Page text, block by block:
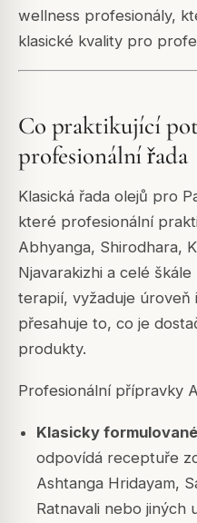
wellness profesionály,
klasické kvality pro
Co praktikující
profesionální řada
Klasická řada olejů pro
které profesionální
Abhyanga, Shirodhara,
Njavarakizhi a celé
terapií, vyžaduje
přesahuje to, co je
produkty.
Profesionální přípravky
Klasicky
odpovídá receptuře
Ashtanga Hridayam,
Ratnavali nebo jiných